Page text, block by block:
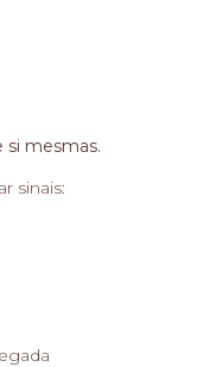
si mesmas.
sinais: